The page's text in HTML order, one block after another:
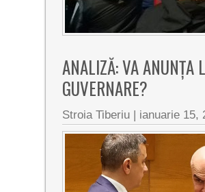
ANALIZĂ: VA ANUNȚA
GUVERNARE?
Stroia Tiberiu | ianuarie 15,